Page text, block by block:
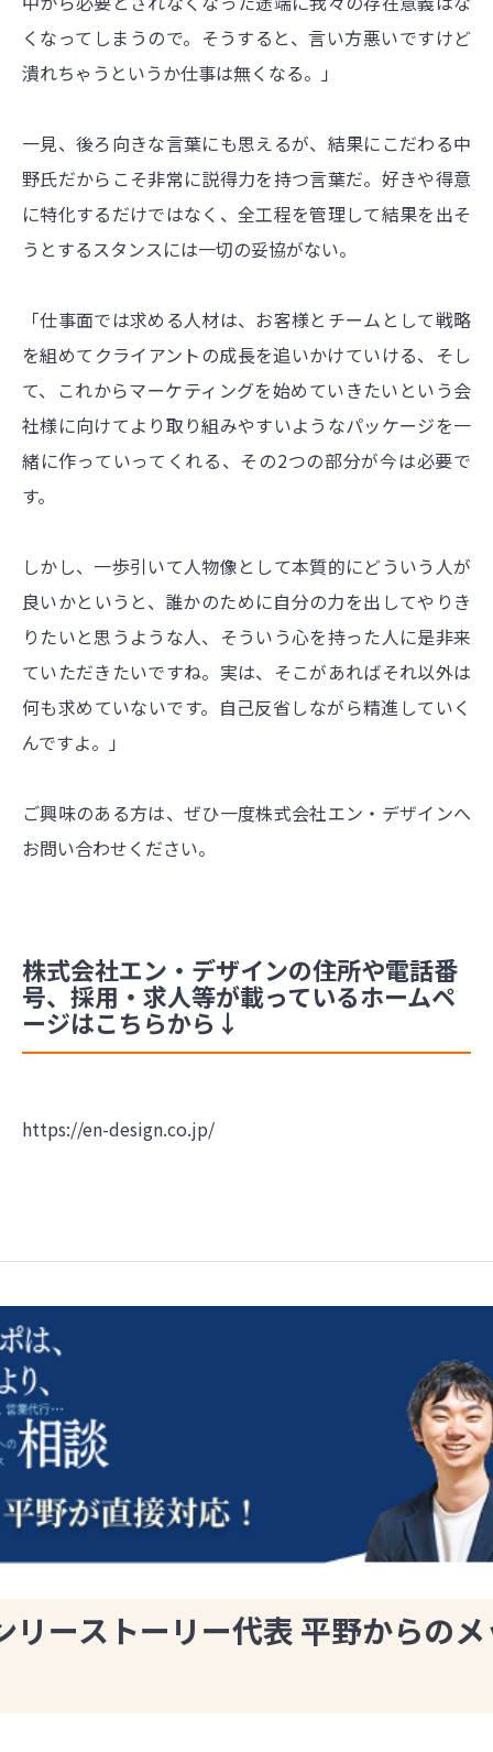
くなってしまうので。そうすると、言い方悪いですけど
潰れちゃうというか仕事は無くなる。」
一見、後ろ向きな言葉にも思えるが、結果にこだわる中
野氏だからこそ非常に説得力を持つ言葉だ。好きや得意
に特化するだけではなく、全工程を管理して結果を出そ
うとするスタンスには一切の妥協がない。
「仕事面では求める人材は、お客様とチームとして戦略
を組めてクライアントの成長を追いかけていける、そし
て、これからマーケティングを始めていきたいという会
社様に向けてより取り組みやすいようなパッケージを一
緒に作っていってくれる、その2つの部分が今は必要で
す。
しかし、一歩引いて人物像として本質的にどういう人が
良いかというと、誰かのために自分の力を出してやりき
りたいと思うような人、そういう心を持った人に是非来
ていただきたいですね。実は、そこがあればそれ以外は
何も求めていないです。自己反省しながら精進していく
んですよ。」
ご興味のある方は、ぜひ一度株式会社エン・デザインへ
お問い合わせください。
株式会社エン・デザインの住所や電話番
号、採用・求人等が載っているホームペ
ージはこちらから↓
https://en-design.co.jp/
リーストーリー代表 平野からの